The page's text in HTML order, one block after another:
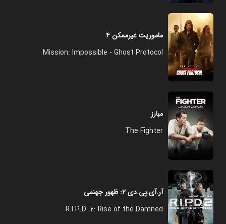
ماموریت غیرممکن ۴
Mission: Impossible - Ghost Protocol
مبارز
The Fighter
آر.آی.پی.دی ۲: ظهور جهنمی
R.I.P.D. 2: Rise of the Damned